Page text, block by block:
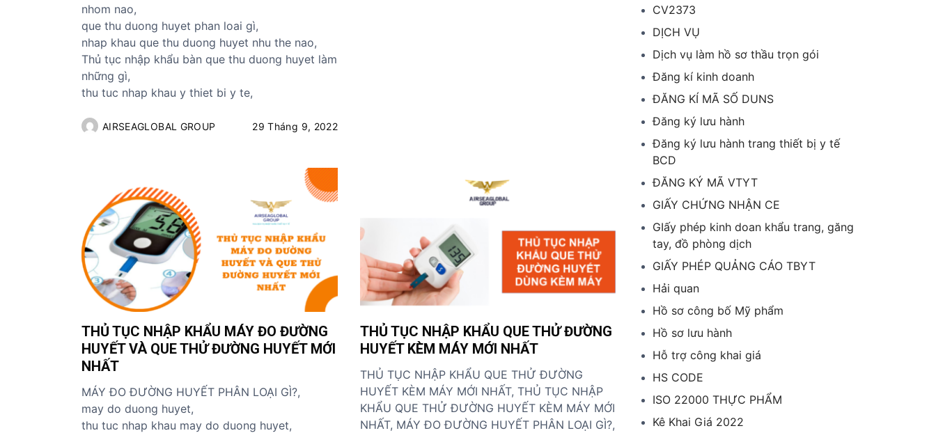
nhom nao,
que thu duong huyet phan loai gì,
nhap khau que thu duong huyet nhu the nao,
Thủ tục nhập khẩu bàn que thu duong huyet làm
những gì,
thu tuc nhap khau y thiet bi y te,
AIRSEAGLOBAL GROUP 29 Tháng 9, 2022
THỦ TỤC NHẬP KHẨU MÁY ĐO ĐƯỜNG
HUYẾT VÀ QUE THỬ ĐƯỜNG HUYẾT MỚI
NHẤT
MÁY ĐO ĐƯỜNG HUYẾT PHÂN LOẠI GÌ?,
may do duong huyet,
thu tuc nhap khau may do duong huyet,
THỦ TỤC NHẬP KHẨU QUE THỬ ĐƯỜNG
HUYẾT KÈM MÁY MỚI NHẤT
THỦ TỤC NHẬP KHẨU QUE THỬ ĐƯỜNG
HUYẾT KÈM MÁY MỚI NHẤT, THỦ TỤC NHẬP
KHẨU QUE THỬ ĐƯỜNG HUYẾT KÈM MÁY MỚI
NHẤT, MÁY ĐO ĐƯỜNG HUYẾT PHÂN LOẠI GÌ?,
CV2373
DỊCH VỤ
Dịch vụ làm hồ sơ thầu trọn gói
Đăng kí kinh doanh
ĐĂNG KÍ MÃ SỐ DUNS
Đăng ký lưu hành
Đăng ký lưu hành trang thiết bị y tế
BCD
ĐĂNG KÝ MÃ VTYT
GIẤY CHỨNG NHẬN CE
GIấy phép kinh doan khẩu trang, găng
tay, đồ phòng dịch
GIẤY PHÉP QUẢNG CÁO TBYT
Hải quan
Hồ sơ công bố Mỹ phẩm
Hồ sơ lưu hành
Hỗ trợ công khai giá
HS CODE
ISO 22000 THỰC PHẨM
Kê Khai Giá 2022